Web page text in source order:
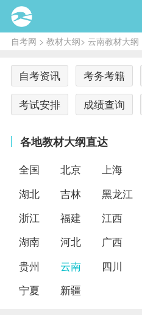
自考网 > 教材大纲> 云南教材大纲
自考资讯 考务考籍
考试安排
成绩查询
各地教材大纲直达
全国 北京 上海
湖北
吉林 黑龙江
浙江
福建 江西
湖南
河北 广西
贵州
云南 四川
宁夏
新疆